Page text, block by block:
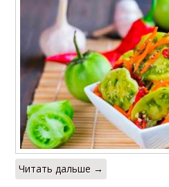
Читать дальше →